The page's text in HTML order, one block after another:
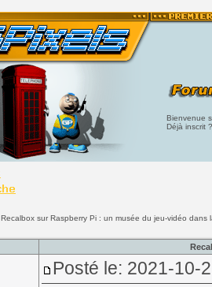
Bienvenue
Déjà inscrit
Recalbox sur Raspberry Pi : un musée du jeu-vidéo dans
Posté le: 2021-10-